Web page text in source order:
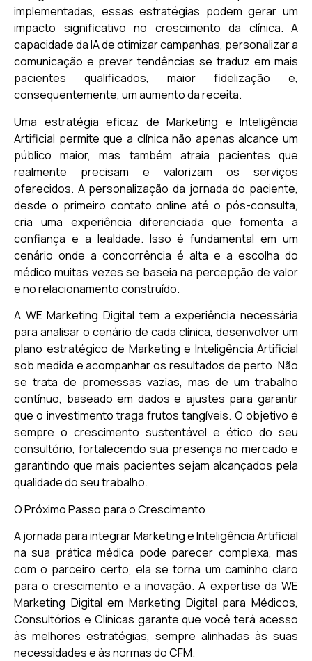
implementadas, essas estratégias podem gerar um
impacto significativo no crescimento da clínica. A
capacidade da IA de otimizar campanhas, personalizar a
comunicação e prever tendências se traduz em mais
pacientes qualificados, maior fidelização e,
consequentemente, um aumento da receita.
Uma estratégia eficaz de Marketing e Inteligência
Artificial permite que a clínica não apenas alcance um
público maior, mas também atraia pacientes que
realmente precisam e valorizam os serviços
oferecidos. A personalização da jornada do paciente,
desde o primeiro contato online até o pós-consulta,
cria uma experiência diferenciada que fomenta a
confiança e a lealdade. Isso é fundamental em um
cenário onde a concorrência é alta e a escolha do
médico muitas vezes se baseia na percepção de valor
e no relacionamento construído.
A WE Marketing Digital tem a experiência necessária
para analisar o cenário de cada clínica, desenvolver um
plano estratégico de Marketing e Inteligência Artificial
sob medida e acompanhar os resultados de perto. Não
se trata de promessas vazias, mas de um trabalho
contínuo, baseado em dados e ajustes para garantir
que o investimento traga frutos tangíveis. O objetivo é
sempre o crescimento sustentável e ético do seu
consultório, fortalecendo sua presença no mercado e
garantindo que mais pacientes sejam alcançados pela
qualidade do seu trabalho.
O Próximo Passo para o Crescimento
A jornada para integrar Marketing e Inteligência Artificial
na sua prática médica pode parecer complexa, mas
com o parceiro certo, ela se torna um caminho claro
para o crescimento e a inovação. A expertise da WE
Marketing Digital em Marketing Digital para Médicos,
Consultórios e Clínicas garante que você terá acesso
às melhores estratégias, sempre alinhadas às suas
necessidades e às normas do CFM.